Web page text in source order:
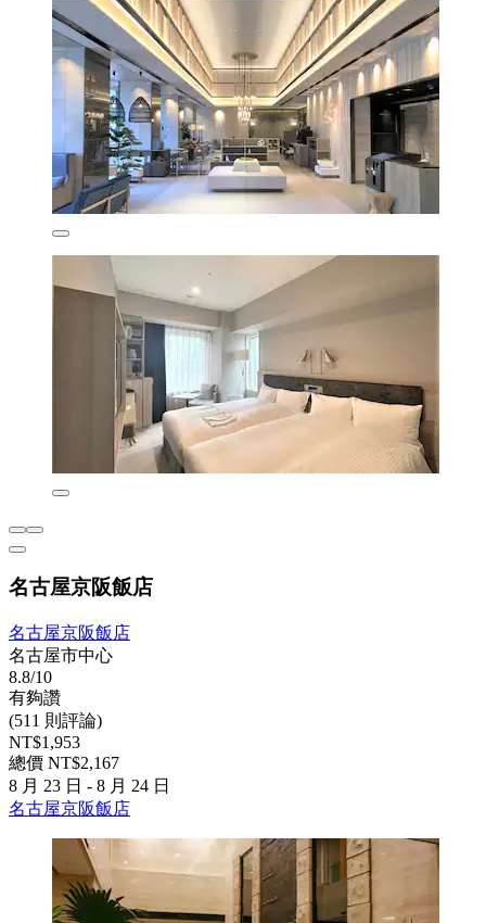
名古屋京阪飯店
名古屋京阪飯店
名古屋市中心
8.8/10
有夠讚
(511 則評論)
NT$1,953
總價 NT$2,167
8 月 23 日 - 8 月 24 日
名古屋京阪飯店